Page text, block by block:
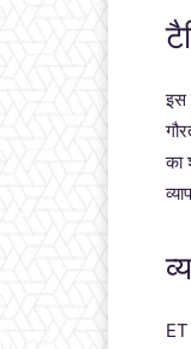
इस
का
ET